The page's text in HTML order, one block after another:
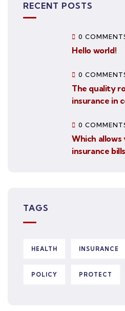
RECENT POSTS
0
Hello world!
0
The quality
insurance in
0
Which allows
insurance bills
TAGS
HEALTH INSURANCE
POLICY PROTECT